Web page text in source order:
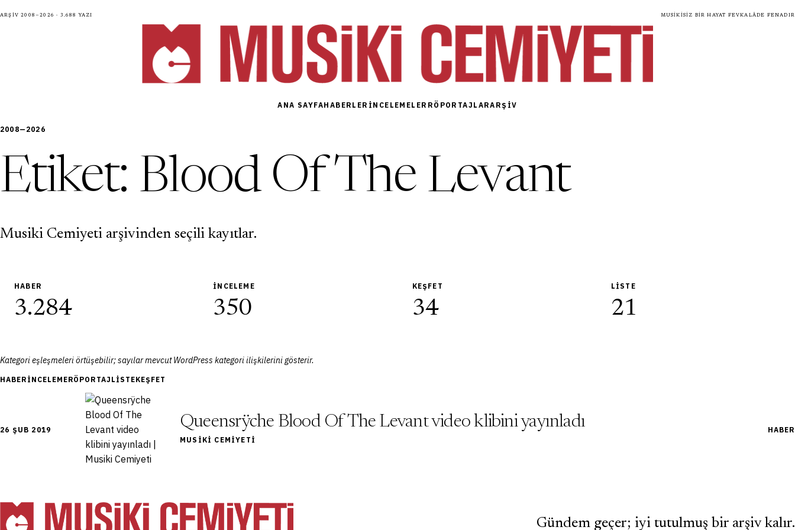
Arşiv 2008—2026 · 3.688 yazı Musikisiz bir hayat fevkalâde fenadır
ANA SAYFAHABERLER İNCELEMELER RÖPORTAJLARARŞIV
2008—2026
Etiket: Blood Of The Levant
Musiki Cemiyeti arşivinden seçili kayıtlar.
HABER
3.284
İNCELEME
350
KEŞFET
34
LISTE
21
Kategori eşleşmeleri örtüşebilir; sayılar mevcut WordPress kategori ilişkilerini gösterir.
HABER İNCELEMERÖPORTAJ LISTEKEŞFET
26 ŞUB 2019 Queensrÿche Blood Of The Levant video klibini yayınladı
MUSIKI CEMIYETI
HABER
Gündem geçer; iyi tutulmuş bir arşiv kalır.